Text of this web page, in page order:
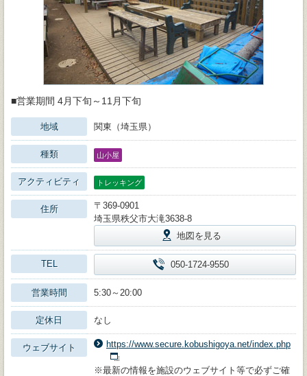
■営業期間 4月下旬～11月下旬
地域 関東（埼玉県）
種類 山小屋
アクティビティ トレッキング
住所
〒369-0901
埼玉県秩父市大滝3638-8
地図を見る
TEL 050-1724-9550
営業時間 5:30～20:00
定休日 なし
ウェブサイト https://www.secure.kobushigoya.net/index.php
※最新の情報を施設のウェブサイト等で必ずご確